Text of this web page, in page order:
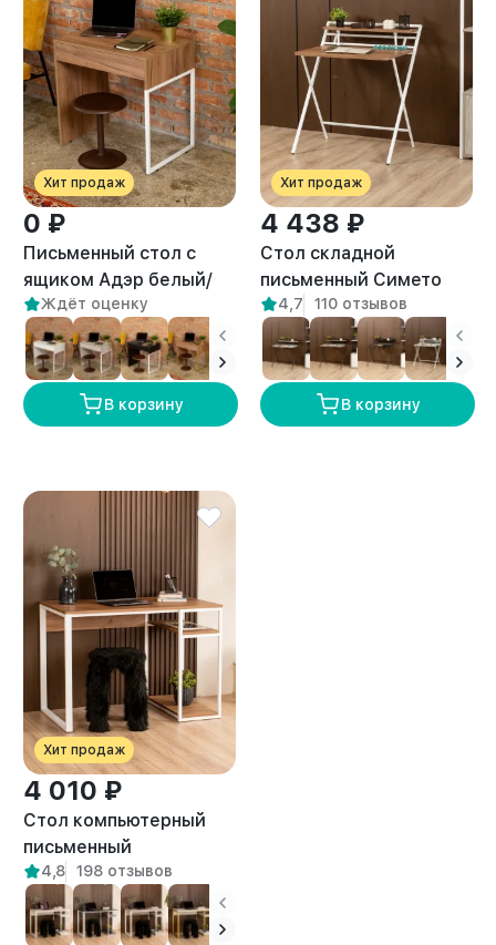
Хит продаж
0 ₽
Письменный стол с
ящиком Адэр белый/
амаретто
Ждёт оценку
В корзину
Хит продаж
4 438 ₽
Стол складной
письменный Симетo
белый/амаретто
4,7 110 отзывов
В корзину
Хит продаж
4 010 ₽
Стол компьютерный
письменный
маникюрный лофт
Оштен белый/
амаретто
4,8 198 отзывов